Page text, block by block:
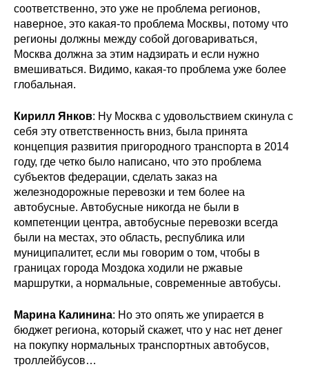
соответственно, это уже не проблема регионов,
наверное, это какая-то проблема Москвы, потому что
регионы должны между собой договариваться,
Москва должна за этим надзирать и если нужно
вмешиваться. Видимо, какая-то проблема уже более
глобальная.
Кирилл Янков: Ну Москва с удовольствием скинула с
себя эту ответственность вниз, была принята
концепция развития пригородного транспорта в 2014
году, где четко было написано, что это проблема
субъектов федерации, сделать заказ на
железнодорожные перевозки и тем более на
автобусные. Автобусные никогда не были в
компетенции центра, автобусные перевозки всегда
были на местах, это область, республика или
муниципалитет, если мы говорим о том, чтобы в
границах города Моздока ходили не ржавые
маршрутки, а нормальные, современные автобусы.
Марина Калинина: Но это опять же упирается в
бюджет региона, который скажет, что у нас нет денег
на покупку нормальных транспортных автобусов,
троллейбусов…